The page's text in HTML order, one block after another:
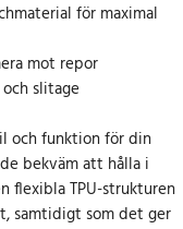
för maximal
mot repor
slitage
och funktion för din
bekväm att hålla i
flexibla TPU-strukturen
samtidigt som det ger